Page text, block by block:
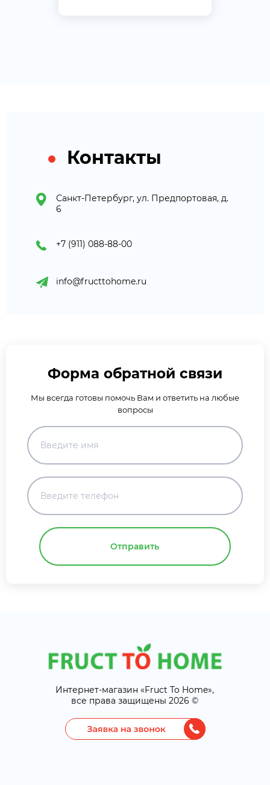
Контакты
Санкт-Петербург, ул. Предпортовая, д.
6
+7 (911) 088-88-00
info@fructtohome.ru
Форма обратной связи
Мы всегда готовы помочь Вам и ответить на любые
вопросы
Отправить
Интернет-магазин «Fruct To Home»,
все права защищены 2026 ©